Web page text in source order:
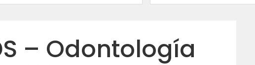
– Odontología